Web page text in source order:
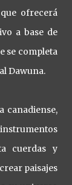
ofrecerá
a base de
se completa
Dawuna.
canadiense,
cuerdas y
paisajes